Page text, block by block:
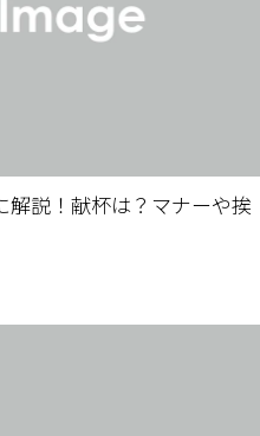
解説！献杯は？マナーや挨